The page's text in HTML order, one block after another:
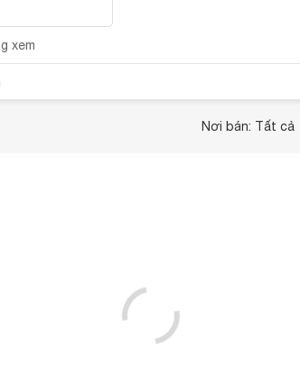
xem
Nơi bán: Tất cả